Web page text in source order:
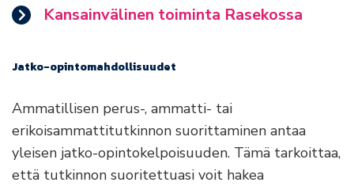
Kansainvälinen toiminta Rasekossa
Jatko-opintomahdollisuudet
Ammatillisen perus-, ammatti- tai
erikoisammattitutkinnon suorittaminen antaa
yleisen jatko-opintokelpoisuuden. Tämä tarkoittaa,
että tutkinnon suoritettuasi voit hakea